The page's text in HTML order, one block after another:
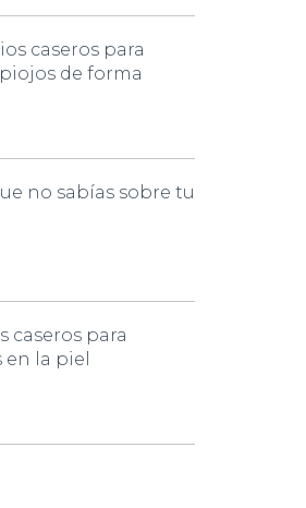
caseros para
de forma
no sabías sobre tu
caseros para
la piel